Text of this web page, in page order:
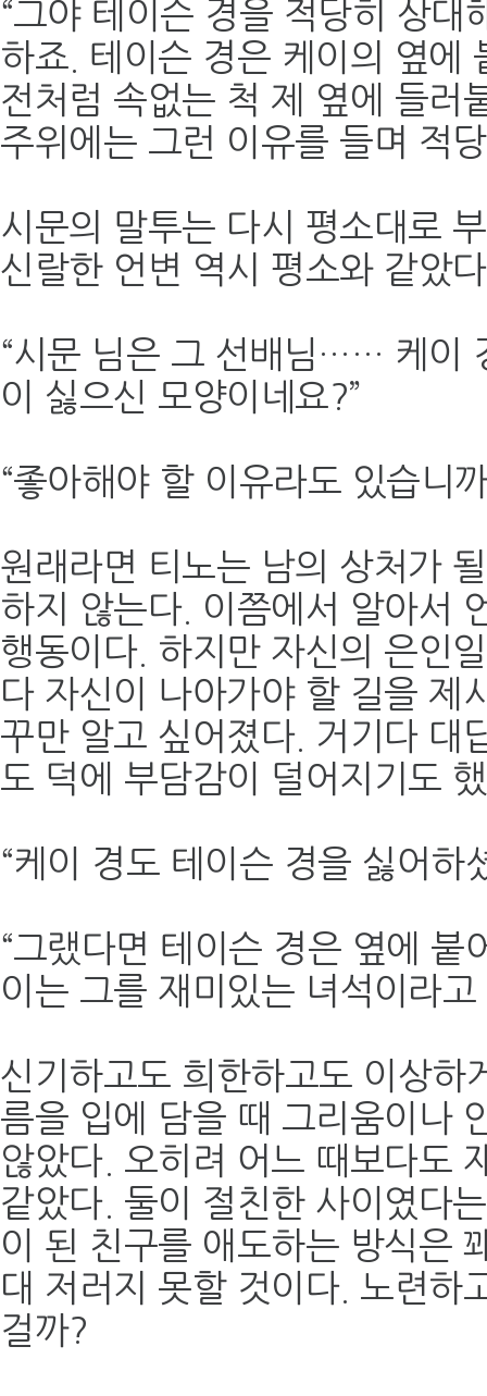
“그야 테이슨 경을 적당히 상대
하죠. 테이슨 경은 케이의 옆에
전처럼 속없는 척 제 옆에 들러
주위에는 그런 이유를 들며 적
시문의 말투는 다시 평소대로
신랄한 언변 역시 평소와 같았
“시문 님은 그 선배님…… 케이
이 싫으신 모양이네요?”
“좋아해야 할 이유라도 있습니
원래라면 티노는 남의 상처가
하지 않는다. 이쯤에서 알아서
행동이다. 하지만 자신의 은인
다 자신이 나아가야 할 길을 제
꾸만 알고 싶어졌다. 거기다 대
도 덕에 부담감이 덜어지기도
“케이 경도 테이슨 경을 싫어하
“그랬다면 테이슨 경은 옆에 붙
이는 그를 재미있는 녀석이라고
신기하고도 희한하고도 이상하
름을 입에 담을 때 그리움이나
않았다. 오히려 어느 때보다도
같았다. 둘이 절친한 사이였다
이 된 친구를 애도하는 방식은
대 저러지 못할 것이다. 노련하
걸까?